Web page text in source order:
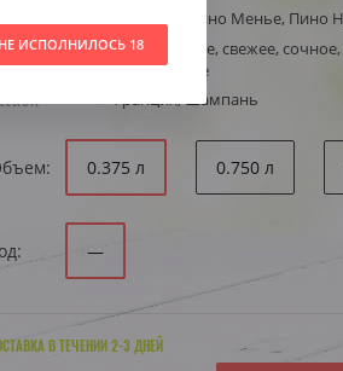
Шардоне, Пино Менье, Пино
Гармоничное, свежее,
аперитивное
Франция, Шампань
0.375 л 0.750 л
—
В ТЕЧЕНИИ 2-3 ДНЕЙ
ИСПОЛНИЛОСЬ 18